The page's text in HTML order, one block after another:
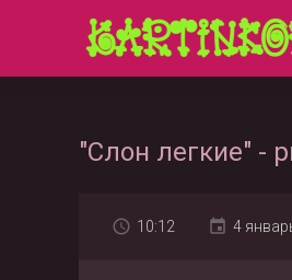
"Слон легкие" -
10:12 4